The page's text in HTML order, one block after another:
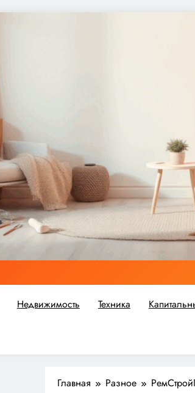
ремонт или крупное
Недвижимость Техника
Главная Разное